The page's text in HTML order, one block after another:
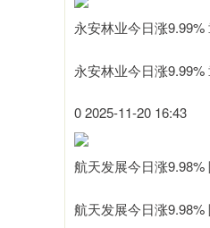
永安林业今日涨
永安林业今日涨
0 2025-11-20 16:43
航天发展今日涨
航天发展今日涨